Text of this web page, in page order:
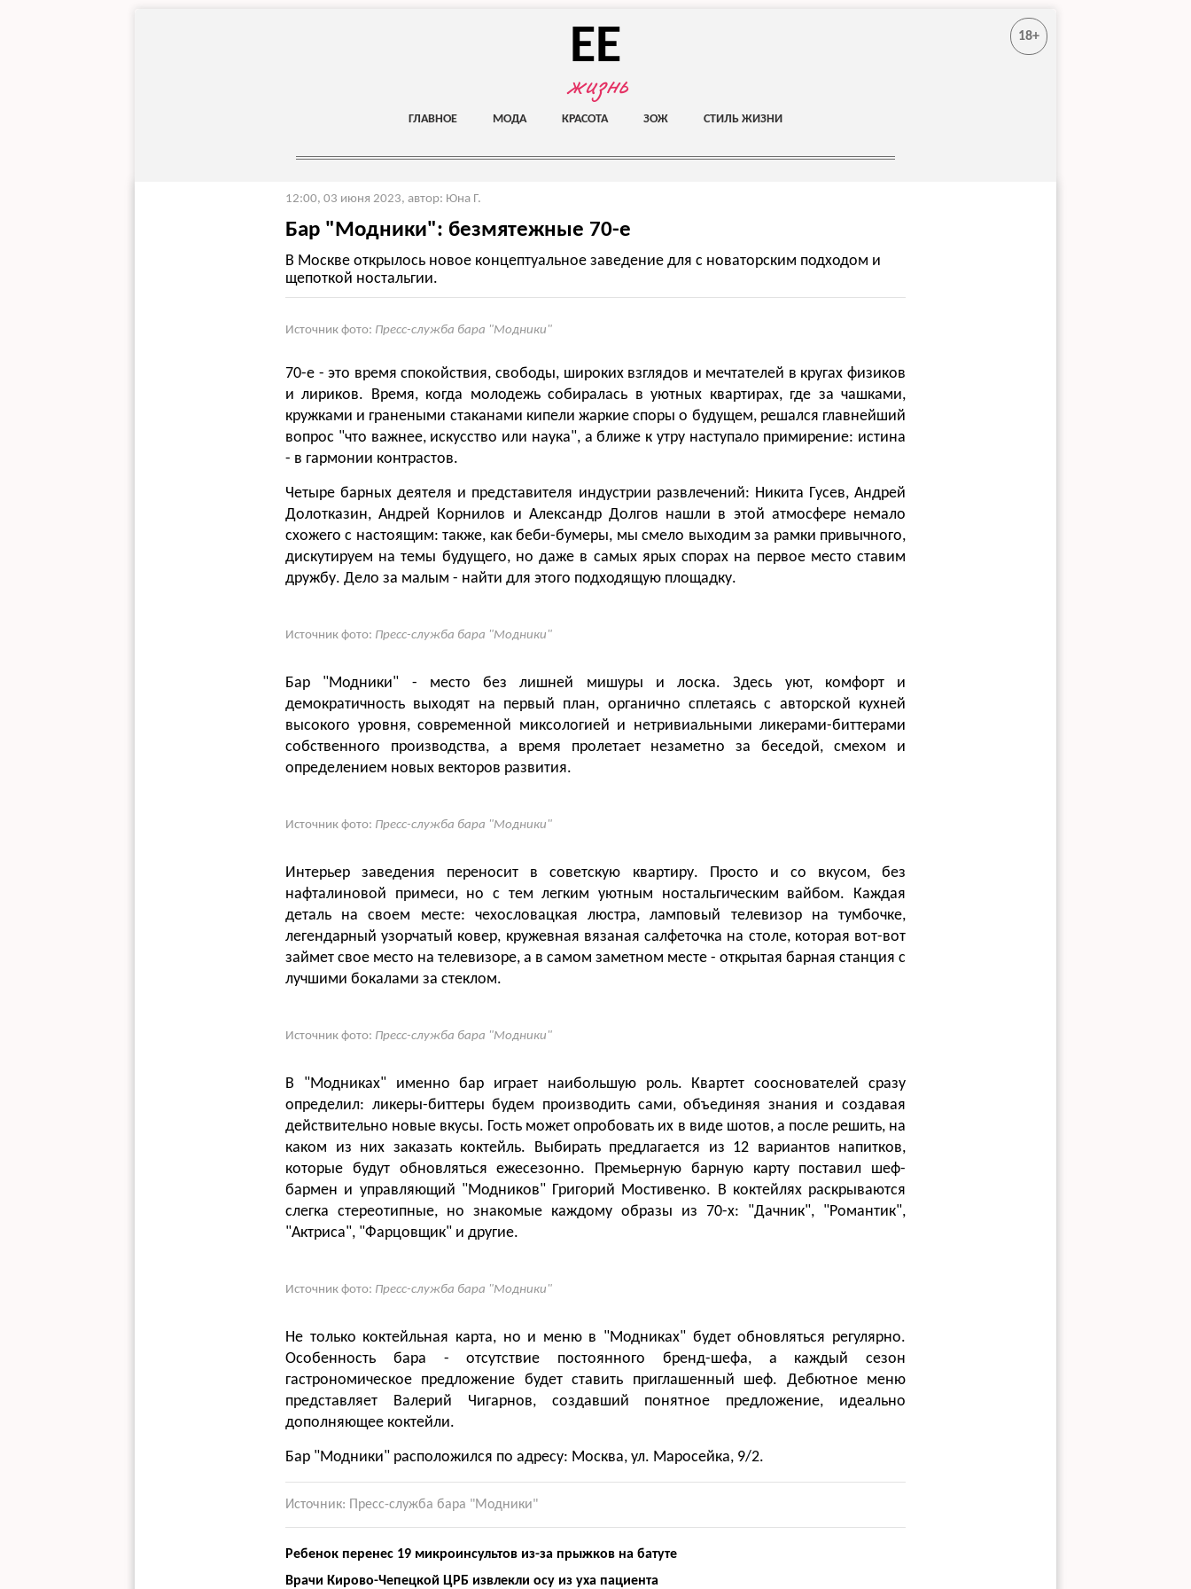
EE
жизнь
18+
ГЛАВНОЕ МОДА КРАСОТА ЗОЖ СТИЛЬ ЖИЗНИ
12:00, 03 июня 2023, автор: Юна Г.
Бар "Модники": безмятежные 70-е
В Москве открылось новое концептуальное заведение для с новаторским подходом и
щепоткой ностальгии.
Источник фото: Пресс-служба бара "Модники"
70-е - это время спокойствия, свободы, широких взглядов и мечтателей в кругах физиков
и лириков. Время, когда молодежь собиралась в уютных квартирах, где за чашками,
кружками и гранеными стаканами кипели жаркие споры о будущем, решался главнейший
вопрос "что важнее, искусство или наука", а ближе к утру наступало примирение: истина
- в гармонии контрастов.
Четыре барных деятеля и представителя индустрии развлечений: Никита Гусев, Андрей
Долотказин, Андрей Корнилов и Александр Долгов нашли в этой атмосфере немало
схожего с настоящим: также, как беби-бумеры, мы смело выходим за рамки привычного,
дискутируем на темы будущего, но даже в самых ярых спорах на первое место ставим
дружбу. Дело за малым - найти для этого подходящую площадку.
Источник фото: Пресс-служба бара "Модники"
Бар "Модники" - место без лишней мишуры и лоска. Здесь уют, комфорт и
демократичность выходят на первый план, органично сплетаясь с авторской кухней
высокого уровня, современной миксологией и нетривиальными ликерами-биттерами
собственного производства, а время пролетает незаметно за беседой, смехом и
определением новых векторов развития.
Источник фото: Пресс-служба бара "Модники"
Интерьер заведения переносит в советскую квартиру. Просто и со вкусом, без
нафталиновой примеси, но с тем легким уютным ностальгическим вайбом. Каждая
деталь на своем месте: чехословацкая люстра, ламповый телевизор на тумбочке,
легендарный узорчатый ковер, кружевная вязаная салфеточка на столе, которая вот-вот
займет свое место на телевизоре, а в самом заметном месте - открытая барная станция с
лучшими бокалами за стеклом.
Источник фото: Пресс-служба бара "Модники"
В "Модниках" именно бар играет наибольшую роль. Квартет сооснователей сразу
определил: ликеры-биттеры будем производить сами, объединяя знания и создавая
действительно новые вкусы. Гость может опробовать их в виде шотов, а после решить, на
каком из них заказать коктейль. Выбирать предлагается из 12 вариантов напитков,
которые будут обновляться ежесезонно. Премьерную барную карту поставил шеф-
бармен и управляющий "Модников" Григорий Мостивенко. В коктейлях раскрываются
слегка стереотипные, но знакомые каждому образы из 70-х: "Дачник", "Романтик",
"Актриса", "Фарцовщик" и другие.
Источник фото: Пресс-служба бара "Модники"
Не только коктейльная карта, но и меню в "Модниках" будет обновляться регулярно.
Особенность бара - отсутствие постоянного бренд-шефа, а каждый сезон
гастрономическое предложение будет ставить приглашенный шеф. Дебютное меню
представляет Валерий Чигарнов, создавший понятное предложение, идеально
дополняющее коктейли.
Бар "Модники" расположился по адресу: Москва, ул. Маросейка, 9/2.
Источник: Пресс-служба бара "Модники"
Ребенок перенес 19 микроинсультов из-за прыжков на батуте
Врачи Кирово-Чепецкой ЦРБ извлекли осу из уха пациента